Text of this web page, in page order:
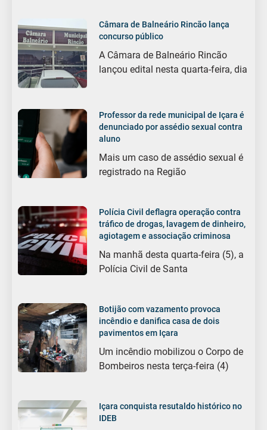
Câmara de Balneário Rincão lança
concurso público
A Câmara de Balneário Rincão
lançou edital nesta quarta-feira, dia
Professor da rede municipal de Içara é
denunciado por assédio sexual contra
aluno
Mais um caso de assédio sexual é
registrado na Região
Polícia Civil deflagra operação contra
tráfico de drogas, lavagem de dinheiro,
agiotagem e associação criminosa
Na manhã desta quarta-feira (5), a
Polícia Civil de Santa
Botijão com vazamento provoca
incêndio e danifica casa de dois
pavimentos em Içara
Um incêndio mobilizou o Corpo de
Bombeiros nesta terça-feira (4)
Içara conquista resutaldo histórico no
IDEB